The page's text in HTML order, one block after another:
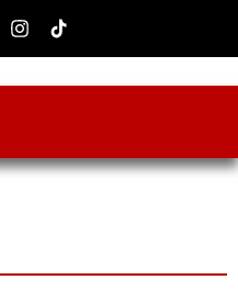
Instagram